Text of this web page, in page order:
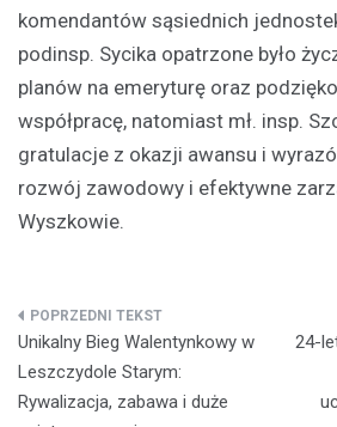
komendantów sąsiednich
podinsp. Sycika opatrzone było
planów na emeryturę oraz
współpracę, natomiast mł. insp.
gratulacje z okazji awansu i
rozwój zawodowy i efektywne
Wyszkowie.
Nawigacja
wpisu
Unikalny Bieg Walentynkowy w
Leszczydole Starym:
Rywalizacja, zabawa i duże
24-